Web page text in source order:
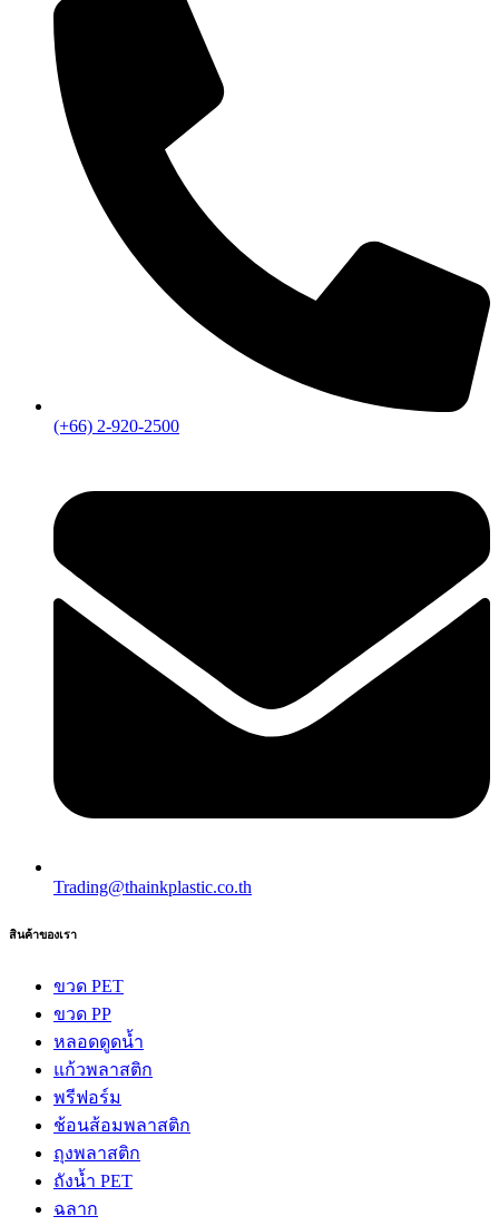
(+66) 2-920-2500
Trading@thainkplastic.co.th
สินค้าของเรา
ขวด PET
ขวด PP
หลอดดูดน้ำ
แก้วพลาสติก
พรีฟอร์ม
ช้อนส้อมพลาสติก
ถุงพลาสติก
ถังน้ำ PET
ฉลาก